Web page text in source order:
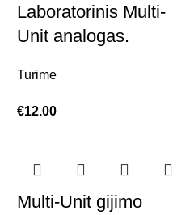
Laboratorinis Multi-
Unit analogas.
Turime
€12.00
Multi-Unit gijimo